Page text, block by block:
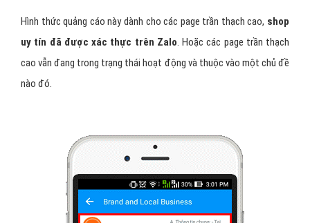
Hình thức quảng cáo này dành cho các page trần thạch cao, shop
uy tín đã được xác thực trên Zalo . Hoặc các page trần thạch
cao vẫn đang trong trạng thái hoạt động và thuộc vào một chủ đề
nào đó.